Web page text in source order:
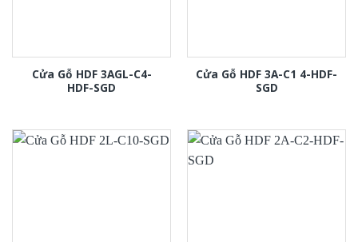
Cửa Gỗ HDF 3AGL-C4-
HDF-SGD
Cửa Gỗ HDF 3A-C1 4-HDF-
SGD